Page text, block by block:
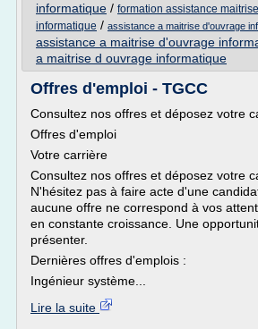
informatique / formation assistance
informatique / assistance a maitrise d'ouvrage
assistance a maitrise d'ouvrage
a maitrise d ouvrage informatique
Offres d'emploi - TGCC
Consultez nos offres et déposez votre
Offres d'emploi
Votre carrière
Consultez nos offres et déposez votre
N'hésitez pas à faire acte d'une
aucune offre ne correspond à vos
en constante croissance. Une
présenter.
Dernières offres d'emplois :
Ingénieur système...
Lire la suite